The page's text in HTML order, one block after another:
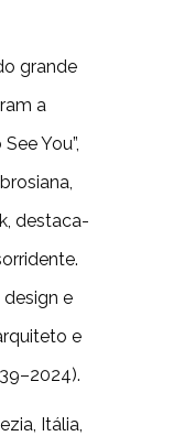
grande
a
You”,
destaca-
design e
e
Itália,